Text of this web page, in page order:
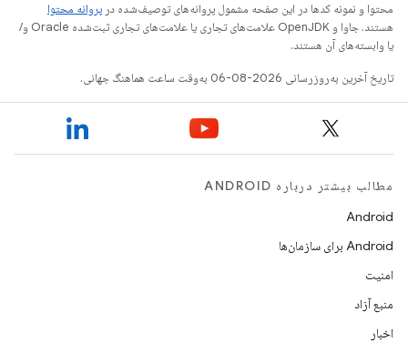
محتوا و نمونه کدها در این صفحه مشمول پروانه‌های توصیف‌شده در پروانه محتوا
هستند. جاوا و OpenJDK علامت‌های تجاری یا علامت‌های تجاری ثبت‌شده Oracle و/
یا وابسته‌های آن هستند.
تاریخ آخرین به‌روزرسانی 2026-08-06 به‌وقت ساعت هماهنگ جهانی.
مطالب بیشتر درباره ANDROID
Android
Android برای سازمان‌ها
امنیت
منبع آزاد
اخبار